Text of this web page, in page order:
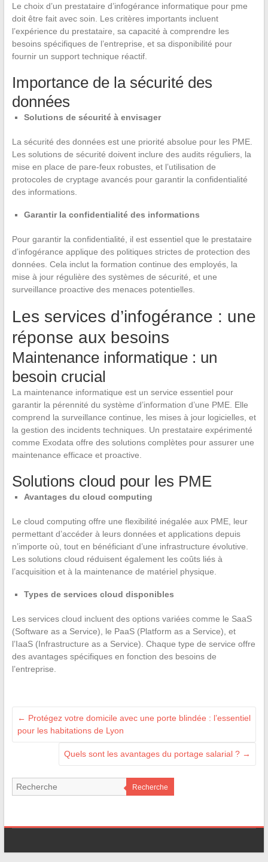
Le choix d’un prestataire d’infogérance informatique pour pme
doit être fait avec soin. Les critères importants incluent
l’expérience du prestataire, sa capacité à comprendre les
besoins spécifiques de l’entreprise, et sa disponibilité pour
fournir un support technique réactif.
Importance de la sécurité des
données
Solutions de sécurité à envisager
La sécurité des données est une priorité absolue pour les PME.
Les solutions de sécurité doivent inclure des audits réguliers, la
mise en place de pare-feux robustes, et l’utilisation de
protocoles de cryptage avancés pour garantir la confidentialité
des informations.
Garantir la confidentialité des informations
Pour garantir la confidentialité, il est essentiel que le prestataire
d’infogérance applique des politiques strictes de protection des
données. Cela inclut la formation continue des employés, la
mise à jour régulière des systèmes de sécurité, et une
surveillance proactive des menaces potentielles.
Les services d’infogérance : une
réponse aux besoins
Maintenance informatique : un
besoin crucial
La maintenance informatique est un service essentiel pour
garantir la pérennité du système d’information d’une PME. Elle
comprend la surveillance continue, les mises à jour logicielles, et
la gestion des incidents techniques. Un prestataire expérimenté
comme Exodata offre des solutions complètes pour assurer une
maintenance efficace et proactive.
Solutions cloud pour les PME
Avantages du cloud computing
Le cloud computing offre une flexibilité inégalée aux PME, leur
permettant d’accéder à leurs données et applications depuis
n’importe où, tout en bénéficiant d’une infrastructure évolutive.
Les solutions cloud réduisent également les coûts liés à
l’acquisition et à la maintenance de matériel physique.
Types de services cloud disponibles
Les services cloud incluent des options variées comme le SaaS
(Software as a Service), le PaaS (Platform as a Service), et
l’IaaS (Infrastructure as a Service). Chaque type de service offre
des avantages spécifiques en fonction des besoins de
l’entreprise.
← Protégez votre domicile avec une porte blindée : l’essentiel
pour les habitations de Lyon
Quels sont les avantages du portage salarial ? →
Recherche